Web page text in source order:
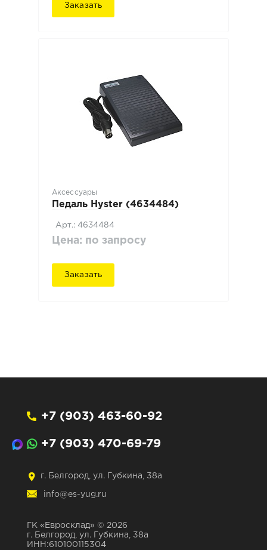
Заказать
Аксессуары
Педаль Hyster (4634484)
Арт.: 4634484
Цена: по запросу
Заказать
+7 (903) 463-60-92
+7 (903) 470-69-79
г. Белгород, ул. Губкина, 38а
info@es-yug.ru
ГК «Евросклад» © 2026
г. Белгород, ул. Губкина, 38а
ИНН:610100115304